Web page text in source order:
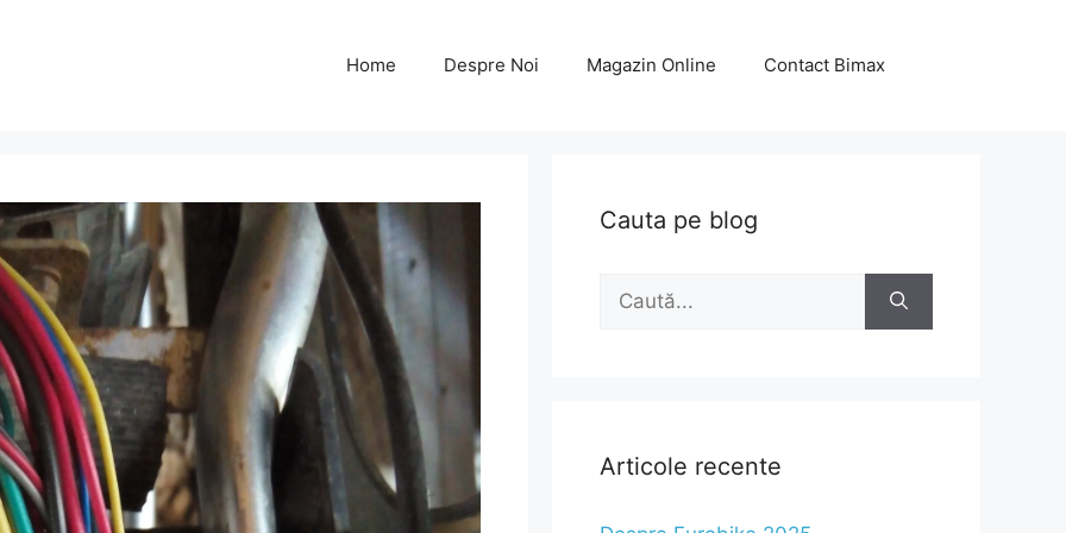
Home Despre Noi Magazin Online Contact Bimax
Cauta pe blog
Caută
Articole recente